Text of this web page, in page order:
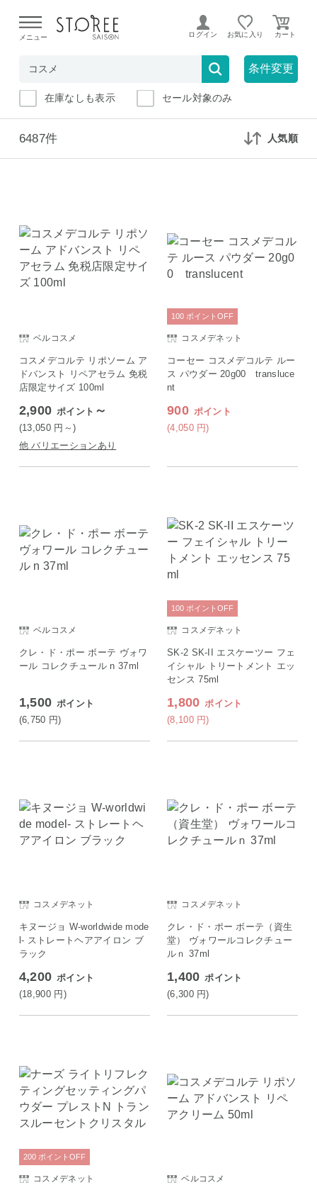
よる配送遅延が発生しております。
メニュー ログイン お気に入り
条件変更
在庫なしも表示 セール対象のみ
6487件 人気順
ベルコスメ
コスメデコルテ リポソーム ア
ドバンスト リペアセラム 免税
店限定サイズ 100ml
2,900 ポイント ～
(13,050 円 ～)
他 バリエーションあり
コスメデネット
コーセー コスメデコルテ ルー
ス パウダー 20g00 transluce
nt
900 ポイント
(4,050 円)
100 ポイント OFF
ベルコスメ
クレ・ド・ポー ボーテ ヴォワ
ール コレクチュール n 37ml
1,500 ポイント
(6,750 円)
コスメデネット
SK-2 SK-II エスケーツー フェ
イシャル トリートメント エッ
センス 75ml
1,800 ポイント
(8,100 円)
100 ポイント OFF
コスメデネット
キヌージョ W-worldwide mode
l- ストレートヘアアイロン ブ
ラック
4,200 ポイント
(18,900 円 )
コスメデネット
クレ・ド・ポー ボーテ（資生
堂） ヴォワールコレクチュー
ルｎ 37ml
1,400 ポイント
(6,300 円)
コスメデネット
200 ポイント OFF
ベルコスメ